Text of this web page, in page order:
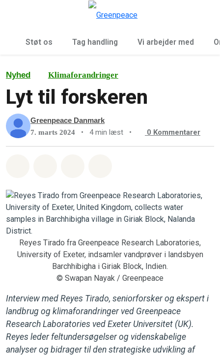
Støt os Tag handling Vi arbejder med
Nyhed Klimaforandringer
Lyt til forskeren
Greenpeace Danmark
7. marts 2024 • 4 min læst • 0 Kommentarer
Reyes Tirado fra Greenpeace Research Laboratories,
University of Exeter, indsamler vandprøver i landsbyen
Barchhibigha i Giriak Block, Indien.
© Swapan Nayak / Greenpeace
Interview med Reyes Tirado, seniorforsker og ekspert i
landbrug og klimaforandringer ved Greenpeace
Research Laboratories ved Exeter Universitet (UK).
Reyes leder feltundersøgelser og videnskabelige
analyser og bidrager til den strategiske udvikling af